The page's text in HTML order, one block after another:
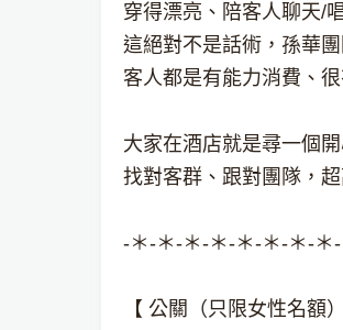
穿得漂亮、陪客人聊天/
這絕對不是話術，孫華
客人都是有能力消費、
大家在酒店就是尋一個
找對客群、跟對團隊，
-＊-＊-＊-＊-＊-＊-＊-＊
【 公關（只限女性名額）